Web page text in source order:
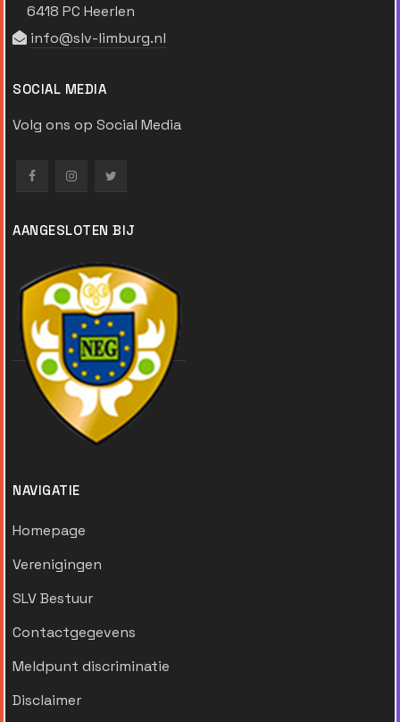
6418 PC Heerlen
info@slv-limburg.nl
SOCIAL MEDIA
Volg ons op Social Media
AANGESLOTEN BIJ
NAVIGATIE
Homepage
Verenigingen
SLV Bestuur
Contactgegevens
Meldpunt discriminatie
Disclaimer